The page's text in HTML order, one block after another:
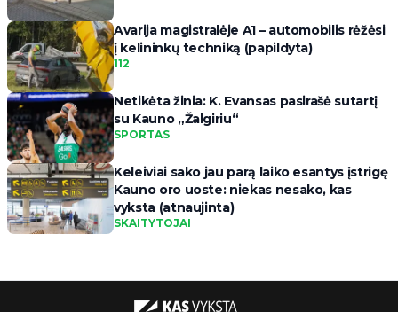
Avarija magistralėje A1 – automobilis rėžėsi
į kelininkų techniką (papildyta)
112
Netikėta žinia: K. Evansas pasirašė sutartį
su Kauno „Žalgiriu“
SPORTAS
Keleiviai sako jau parą laiko esantys įstrigę
Kauno oro uoste: niekas nesako, kas
vyksta (atnaujinta)
SKAITYTOJAI